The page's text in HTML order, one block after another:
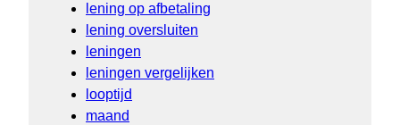
lening op afbetaling
lening oversluiten
leningen
leningen vergelijken
looptijd
maand